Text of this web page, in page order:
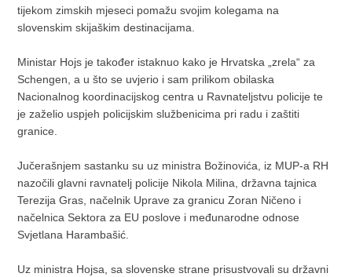
tijekom zimskih mjeseci pomažu svojim kolegama na
slovenskim skijaškim destinacijama.
Ministar Hojs je također istaknuo kako je Hrvatska „zrela“ za
Schengen, a u što se uvjerio i sam prilikom obilaska
Nacionalnog koordinacijskog centra u Ravnateljstvu policije te
je zaželio uspjeh policijskim službenicima pri radu i zaštiti
granice.
Jučerašnjem sastanku su uz ministra Božinovića, iz MUP-a RH
nazočili glavni ravnatelj policije Nikola Milina, državna tajnica
Terezija Gras, načelnik Uprave za granicu Zoran Ničeno i
načelnica Sektora za EU poslove i međunarodne odnose
Svjetlana Harambašić.
Uz ministra Hojsa, sa slovenske strane prisustvovali su državni